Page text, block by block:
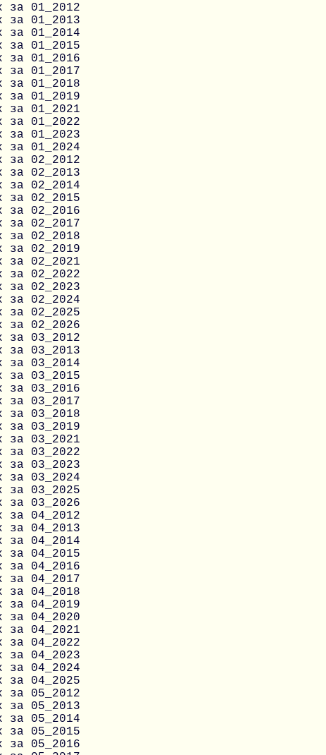
за 01_2012
за 01_2013
за 01_2014
за 01_2015
за 01_2016
за 01_2017
за 01_2018
за 01_2019
за 01_2021
за 01_2022
за 01_2023
за 01_2024
за 02_2012
за 02_2013
за 02_2014
за 02_2015
за 02_2016
за 02_2017
за 02_2018
за 02_2019
за 02_2021
за 02_2022
за 02_2023
за 02_2024
за 02_2025
за 02_2026
за 03_2012
за 03_2013
за 03_2014
за 03_2015
за 03_2016
за 03_2017
за 03_2018
за 03_2019
за 03_2021
за 03_2022
за 03_2023
за 03_2024
за 03_2025
за 03_2026
за 04_2012
за 04_2013
за 04_2014
за 04_2015
за 04_2016
за 04_2017
за 04_2018
за 04_2019
за 04_2020
за 04_2021
за 04_2022
за 04_2023
за 04_2024
за 04_2025
за 05_2012
за 05_2013
за 05_2014
за 05_2015
за 05_2016